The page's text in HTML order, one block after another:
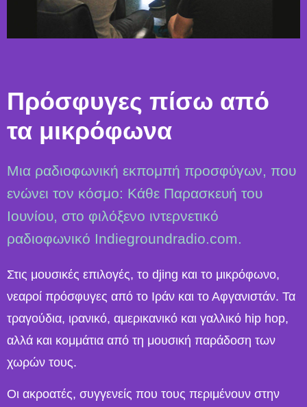
Πρόσφυγες πίσω από
τα μικρόφωνα
Μια ραδιοφωνική εκπομπή προσφύγων, που
ενώνει τον κόσμο: Κάθε Παρασκευή του
Ιουνίου, στο φιλόξενο ιντερνετικό
ραδιοφωνικό Indiegroundradio.com.
Στις μουσικές επιλογές, το djing και το μικρόφωνο,
νεαροί πρόσφυγες από το Ιράν και το Αφγανιστάν. Τα
τραγούδια, ιρανικό, αμερικανικό και γαλλικό hip hop,
αλλά και κομμάτια από τη μουσική παράδοση των
χωρών τους.
Οι ακροατές, συγγενείς που τους περιμένουν στην